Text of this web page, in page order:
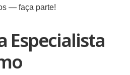
— faça parte!
Especialista